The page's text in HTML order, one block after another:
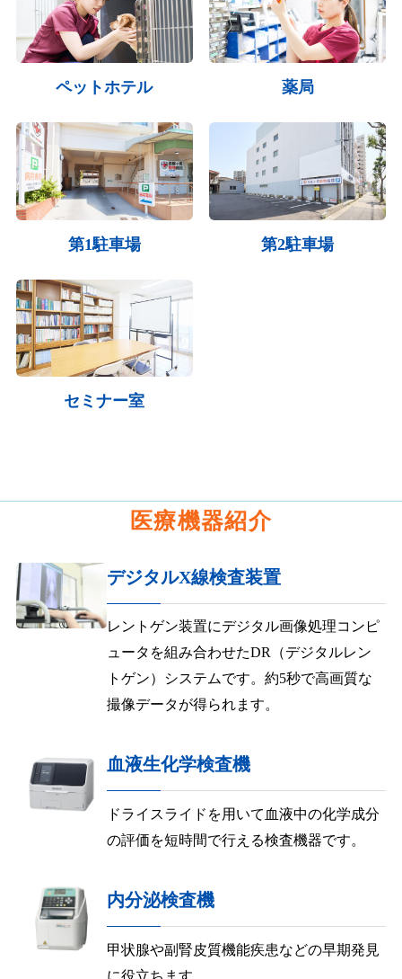
ペットホテル 薬局
第1駐車場 第2駐車場
セミナー室
医療機器紹介
デジタルX線検査装置
レントゲン装置にデジタル画像処理コンピ
ュータを組み合わせたDR（デジタルレン
トゲン）システムです。約5秒で高画質な
撮像データが得られます。
血液生化学検査機
ドライスライドを用いて血液中の化学成分
の評価を短時間で行える検査機器です。
内分泌検査機
甲状腺や副腎皮質機能疾患などの早期発見
に役立ちます。